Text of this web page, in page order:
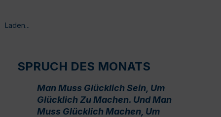
Laden...
SPRUCH DES MONATS
Man Muss Glücklich Sein, Um
Glücklich Zu Machen. Und Man
Muss Glücklich Machen, Um